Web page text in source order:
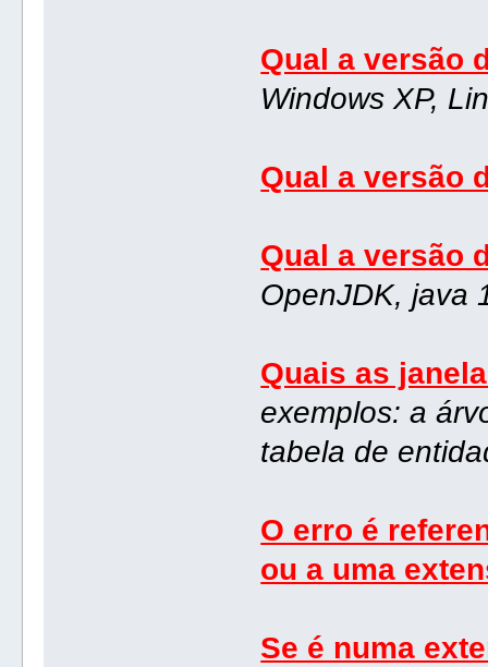
Qual a versão
Windows XP,
Qual a versão
Qual a versão
OpenJDK, java
Quais as
exemplos: a
tabela de
O erro é
ou a uma
Se é numa